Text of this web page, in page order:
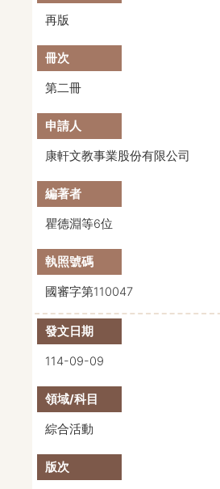
再版
第二冊
康軒文教事業股份有限公司
瞿德淵等6位
國審字第110047
114-09-09
綜合活動